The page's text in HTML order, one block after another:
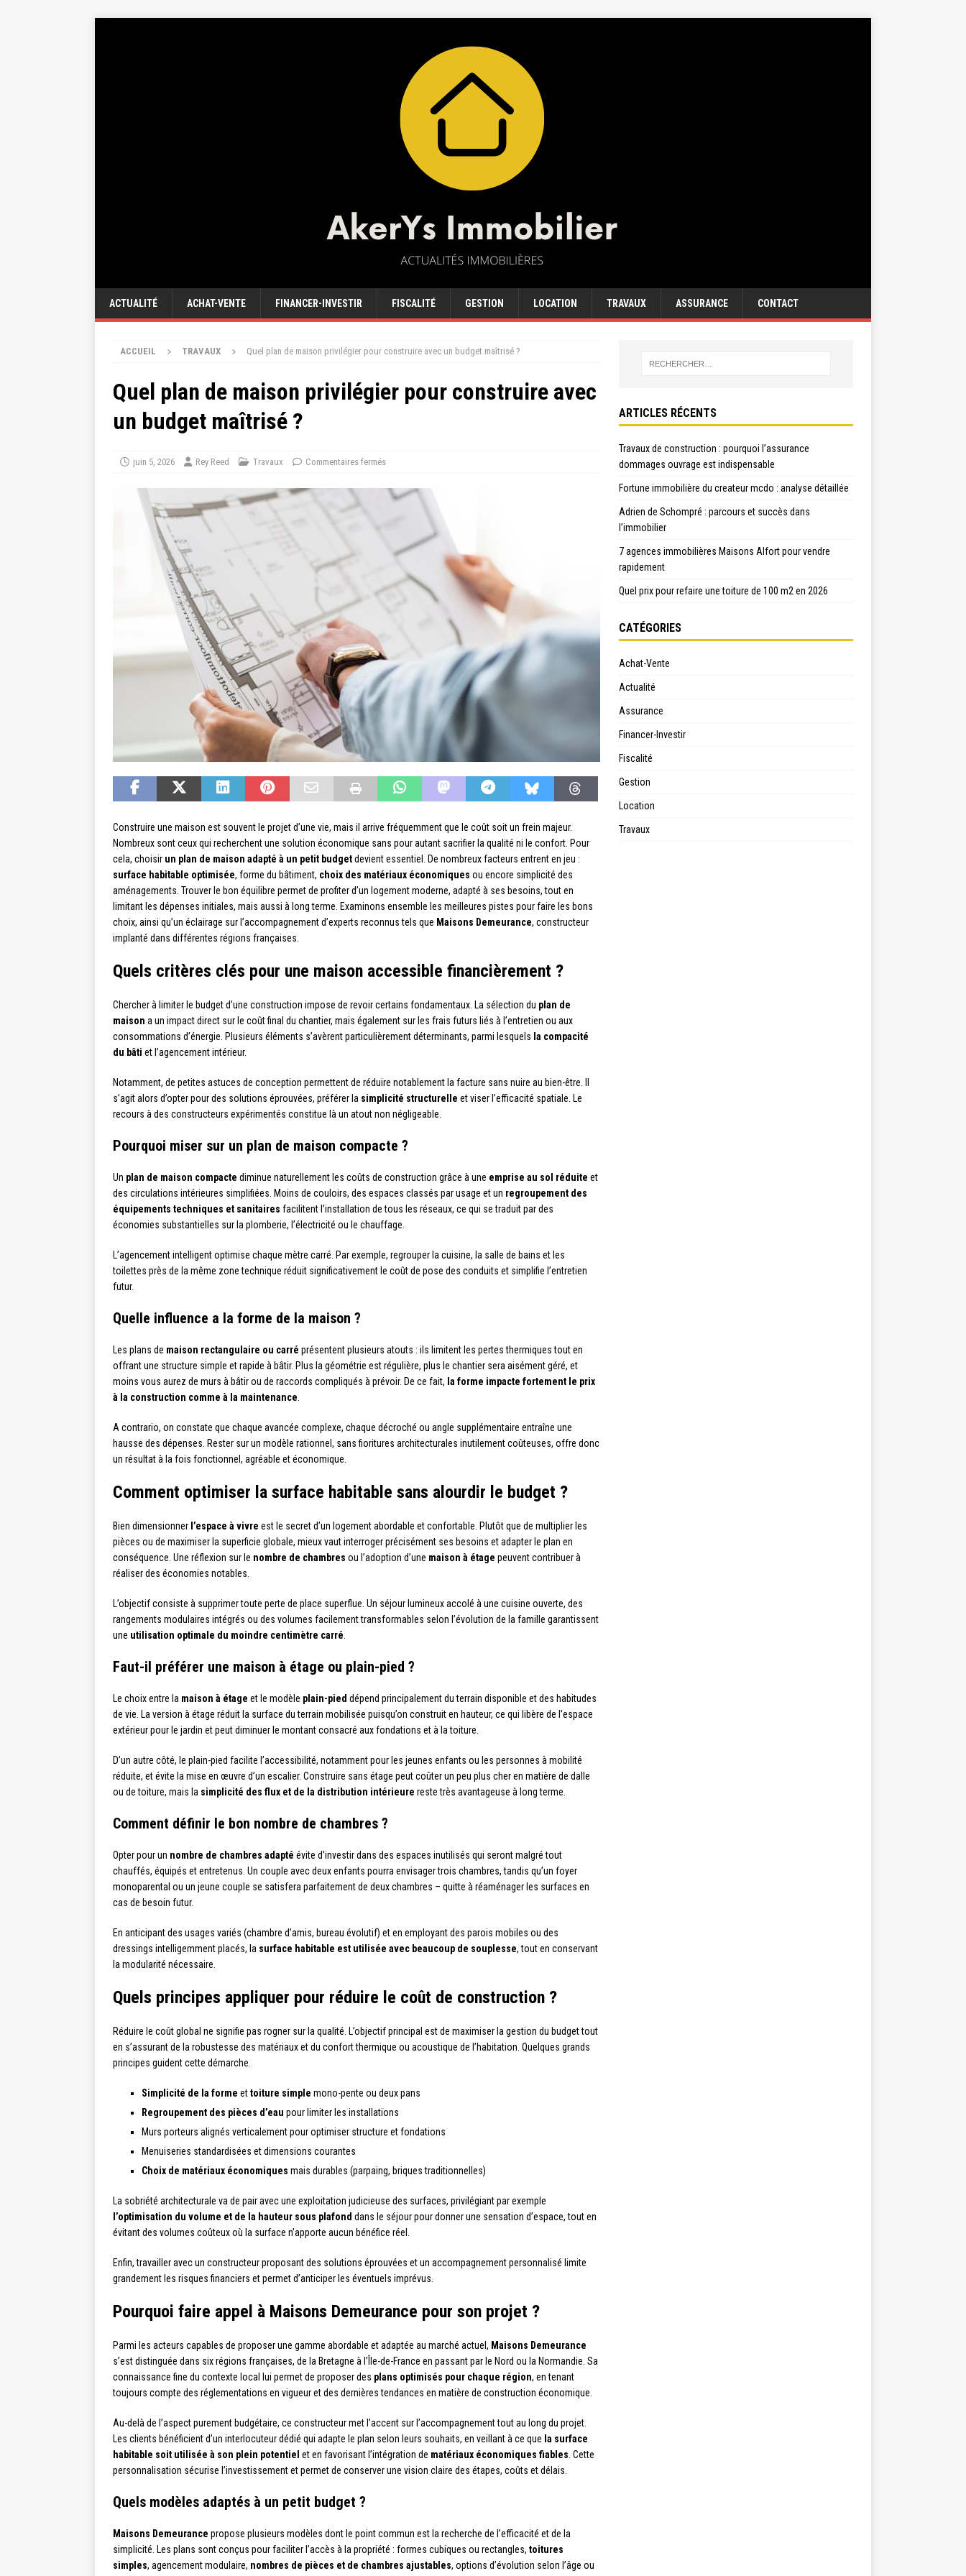
ACTUALITÉ ACHAT-VENTE FINANCER-INVESTIR FISCALITÉ GESTION LOCATION TRAVAUX ASSURANCE CONTACT
ACCUEIL TRAVAUX Quel plan de maison privilégier pour construire avec un budget maîtrisé ?
Quel plan de maison privilégier pour construire avec
un budget maîtrisé ?
juin 5, 2026 Rey Reed Travaux Commentaires fermés
Construire une maison est souvent le projet d’une vie, mais il arrive fréquemment que le coût soit un frein majeur.
Nombreux sont ceux qui recherchent une solution économique sans pour autant sacrifier la qualité ni le confort. Pour
cela, choisir un plan de maison adapté à un petit budgetdevient essentiel. De nombreux facteurs entrent en jeu :
surface habitable optimisée, forme du bâtiment, choix des matériaux économiques ou encore simplicité des
aménagements. Trouver le bon équilibre permet de profiter d’un logement moderne, adapté à ses besoins, tout en
limitant les dépenses initiales, mais aussi à long terme. Examinons ensemble les meilleures pistes pour faire les bons
choix, ainsi qu’un éclairage sur l’accompagnement d’experts reconnus tels que Maisons Demeurance, constructeur
implanté dans différentes régions françaises.
Quels critères clés pour une maison accessible financièrement ?
Chercher à limiter le budget d’une construction impose de revoir certains fondamentaux. La sélection du plan de
maison a un impact direct sur le coût final du chantier, mais également sur les frais futurs liés à l’entretien ou aux
consommations d’énergie. Plusieurs éléments s’avèrent particulièrement déterminants, parmi lesquels la compacité
du bâti et l’agencement intérieur.
Notamment, de petites astuces de conception permettent de réduire notablement la facture sans nuire au bien-être. Il
s’agit alors d’opter pour des solutions éprouvées, préférer la simplicité structurelle et viser l’efficacité spatiale. Le
recours à des constructeurs expérimentés constitue là un atout non négligeable.
Pourquoi miser sur un plan de maison compacte ?
Un plan de maison compacte diminue naturellement les coûts de construction grâce à une emprise au sol réduite et
des circulations intérieures simplifiées. Moins de couloirs, des espaces classés par usage et un regroupement des
équipements techniques et sanitaires facilitent l’installation de tous les réseaux, ce qui se traduit par des
économies substantielles sur la plomberie, l’électricité ou le chauffage.
L’agencement intelligent optimise chaque mètre carré. Par exemple, regrouper la cuisine, la salle de bains et les
toilettes près de la même zone technique réduit significativement le coût de pose des conduits et simplifie l’entretien
futur.
Quelle influence a la forme de la maison ?
Les plans de maison rectangulaire ou carré présentent plusieurs atouts : ils limitent les pertes thermiques tout en
offrant une structure simple et rapide à bâtir. Plus la géométrie est régulière, plus le chantier sera aisément géré, et
moins vous aurez de murs à bâtir ou de raccords compliqués à prévoir. De ce fait, la forme impacte fortement le prix
à la construction comme à la maintenance
A contrario, on constate que chaque avancée complexe, chaque décroché ou angle supplémentaire entraîne une
hausse des dépenses. Rester sur un modèle rationnel, sans fioritures architecturales inutilement coûteuses, offre donc
un résultat à la fois fonctionnel, agréable et économique.
Comment optimiser la surface habitable sans alourdir le budget ?
Bien dimensionner l’espace à vivre est le secret d’un logement abordable et confortable. Plutôt que de multiplier les
pièces ou de maximiser la superficie globale, mieux vaut interroger précisément ses besoins et adapter le plan en
conséquence. Une réflexion sur le nombre de chambres ou l’adoption d’une maison à étage peuvent contribuer à
réaliser des économies notables.
L’objectif consiste à supprimer toute perte de place superflue. Un séjour lumineux accolé à une cuisine ouverte, des
rangements modulaires intégrés ou des volumes facilement transformables selon l’évolution de la famille garantissent
une utilisation optimale du moindre centimètre carré
Faut-il préférer une maison à étage ou plain-pied ?
Le choix entre la maison à étage et le modèle plain-pied dépend principalement du terrain disponible et des habitudes
de vie. La version à étage réduit la surface du terrain mobilisée puisqu’on construit en hauteur, ce qui libère de l’espace
extérieur pour le jardin et peut diminuer le montant consacré aux fondations et à la toiture.
D’un autre côté, le plain-pied facilite l’accessibilité, notamment pour les jeunes enfants ou les personnes à mobilité
réduite, et évite la mise en œuvre d’un escalier. Construire sans étage peut coûter un peu plus cher en matière de dalle
ou de toiture, mais la simplicité des flux et de la distribution intérieure reste très avantageuse à long terme.
Comment définir le bon nombre de chambres ?
Opter pour un nombre de chambres adapté évite d’investir dans des espaces inutilisés qui seront malgré tout
chauffés, équipés et entretenus. Un couple avec deux enfants pourra envisager trois chambres, tandis qu’un foyer
monoparental ou un jeune couple se satisfera parfaitement de deux chambres – quitte à réaménager les surfaces en
cas de besoin futur.
En anticipant des usages variés (chambre d’amis, bureau évolutif) et en employant des parois mobiles ou des
dressings intelligemment placés, la surface habitable est utilisée avec beaucoup de souplesse, tout en conservant
la modularité nécessaire.
Quels principes appliquer pour réduire le coût de construction ?
Réduire le coût global ne signifie pas rogner sur la qualité. L’objectif principal est de maximiser la gestion du budget tout
en s’assurant de la robustesse des matériaux et du confort thermique ou acoustique de l’habitation. Quelques grands
principes guident cette démarche.
Simplicité de la forme ettoiture simple mono-pente ou deux pans
Regroupement des pièces d’eau pour limiter les installations
Murs porteurs alignés verticalement pour optimiser structure et fondations
Menuiseries standardisées et dimensions courantes
Choix de matériaux économiques mais durables (parpaing, briques traditionnelles)
La sobriété architecturale va de pair avec une exploitation judicieuse des surfaces, privilégiant par exemple
l’optimisation du volume et de la hauteur sous plafond dans le séjour pour donner une sensation d’espace, tout en
évitant des volumes coûteux où la surface n’apporte aucun bénéfice réel.
Enfin, travailler avec un constructeur proposant des solutions éprouvées et un accompagnement personnalisé limite
grandement les risques financiers et permet d’anticiper les éventuels imprévus.
Pourquoi faire appel à Maisons Demeurance pour son projet ?
Parmi les acteurs capables de proposer une gamme abordable et adaptée au marché actuel, Maisons Demeurance
s’est distinguée dans six régions françaises, de la Bretagne à l’Île-de-France en passant par le Nord ou la Normandie. Sa
connaissance fine du contexte local lui permet de proposer des plans optimisés pour chaque région, en tenant
toujours compte des réglementations en vigueur et des dernières tendances en matière de construction économique.
Au-delà de l’aspect purement budgétaire, ce constructeur met l’accent sur l’accompagnement tout au long du projet.
Les clients bénéficient d’un interlocuteur dédié qui adapte le plan selon leurs souhaits, en veillant à ce que la surface
habitable soit utilisée à son plein potentiel et en favorisant l’intégration de matériaux économiques fiables . Cette
personnalisation sécurise l’investissement et permet de conserver une vision claire des étapes, coûts et délais.
Quels modèles adaptés à un petit budget ?
Maisons Demeurance propose plusieurs modèles dont le point commun est la recherche de l’efficacité et de la
simplicité. Les plans sont conçus pour faciliter l’accès à la propriété : formes cubiques ou rectangles, toitures
simples, agencement modulaire, nombres de pièces et de chambres ajustables, options d’évolution selon l’âge ou
ARTICLES RÉCENTS
Travaux de construction : pourquoi l’assurance
dommages ouvrage est indispensable
Fortune immobilière du createur mcdo : analyse détaillée
Adrien de Schompré : parcours et succès dans
l’immobilier
7 agences immobilières Maisons Alfort pour vendre
rapidement
Quel prix pour refaire une toiture de 100 m2 en 2026
CATÉGORIES
Achat-Vente
Actualité
Assurance
Financer-Investir
Fiscalité
Gestion
Location
Travaux